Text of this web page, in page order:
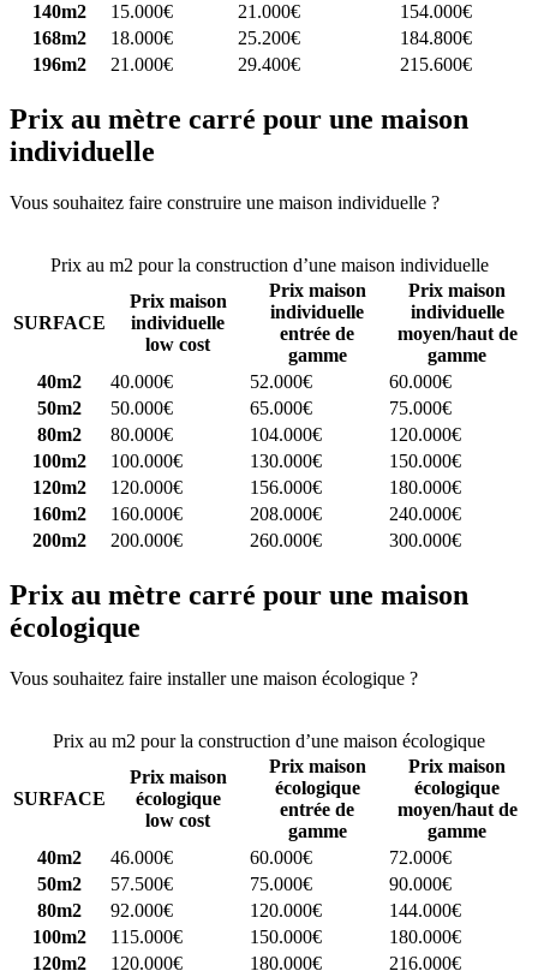
140m2
15.000€ 21.000€
154.000€
168m2
18.000€ 25.200€
184.800€
196m2
21.000€ 29.400€ 215.600€
Prix au mètre carré pour une maison
individuelle
Vous souhaitez faire construire une maison individuelle ?
Prix au m2 pour la construction d’une maison individuelle
SURFACE
Prix maison
individuelle
low cost
Prix maison
individuelle
entrée de
gamme
Prix maison
individuelle
moyen/haut de
gamme
40m2
40.000€ 52.000€
60.000€
50m2
50.000€ 65.000€
75.000€
80m2
80.000€ 104.000€
120.000€
100m2
100.000€ 130.000€
150.000€
120m2
120.000€ 156.000€
180.000€
160m2
160.000€ 208.000€
240.000€
200m2
200.000€ 260.000€ 300.000€
Prix au mètre carré pour une maison
écologique
Vous souhaitez faire installer une maison écologique ?
Prix au m2 pour la construction d’une maison écologique
SURFACE
Prix maison
écologique
low cost
Prix maison
écologique
entrée de
gamme
Prix maison
écologique
moyen/haut de
gamme
40m2
46.000€ 60.000€
72.000€
50m2
57.500€ 75.000€
90.000€
80m2
92.000€ 120.000€
144.000€
100m2
115.000€ 150.000€
180.000€
120m2
120.000€ 180.000€
216.000€